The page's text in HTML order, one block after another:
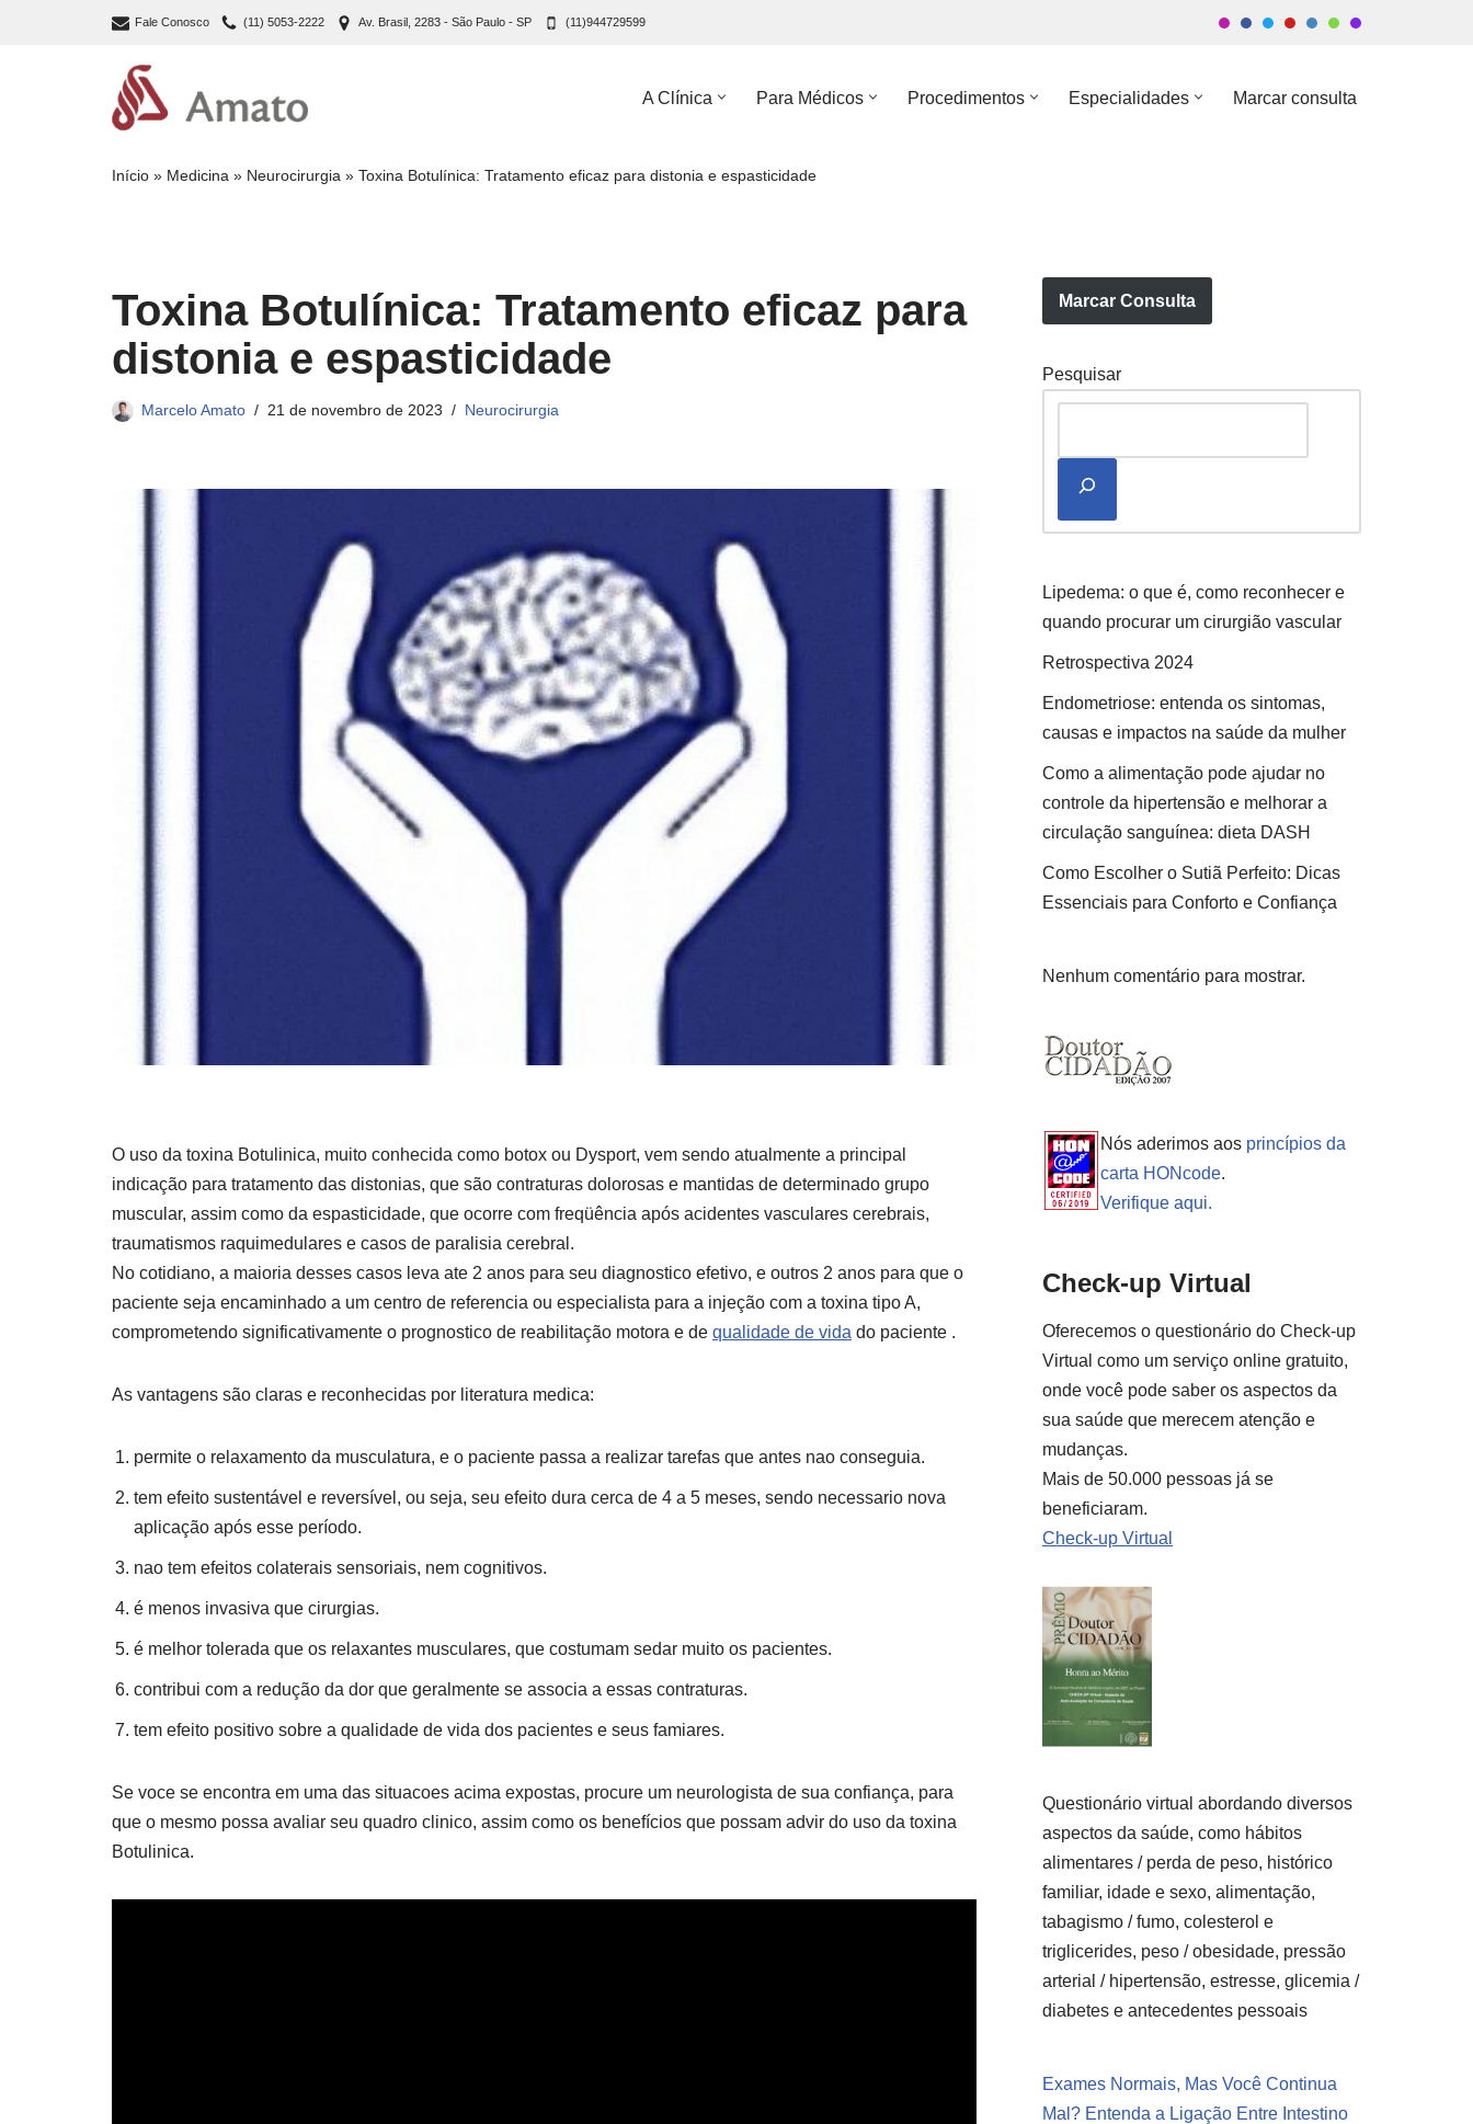
Fale Conosco (11) 5053-2222 Av. Brasil, 2283 - São Paulo - SP (11)944729599
A Clínica Para Médicos Procedimentos Especialidades Marcar consulta
Início » Medicina » Neurocirurgia » Toxina Botulínica: Tratamento eficaz para distonia e espasticidade
Toxina Botulínica: Tratamento eficaz para
distonia e espasticidade
Marcelo Amato 21 de novembro de 2023 Neurocirurgia
O uso da toxina Botulinica, muito conhecida como botox ou Dysport, vem sendo atualmente a principal
indicação para tratamento das distonias, que são contraturas dolorosas e mantidas de determinado grupo
muscular, assim como da espasticidade, que ocorre com freqüência após acidentes vasculares cerebrais,
traumatismos raquimedulares e casos de paralisia cerebral.
No cotidiano, a maioria desses casos leva ate 2 anos para seu diagnostico efetivo, e outros 2 anos para que o
paciente seja encaminhado a um centro de referencia ou especialista para a injeção com a toxina tipo A,
comprometendo significativamente o prognostico de reabilitação motora e de qualidade de vida do paciente .
As vantagens são claras e reconhecidas por literatura medica:
permite o relaxamento da musculatura, e o paciente passa a realizar tarefas que antes nao conseguia.
tem efeito sustentável e reversível, ou seja, seu efeito dura cerca de 4 a 5 meses, sendo necessario nova
aplicação após esse período.
nao tem efeitos colaterais sensoriais, nem cognitivos.
é menos invasiva que cirurgias.
é melhor tolerada que os relaxantes musculares, que costumam sedar muito os pacientes.
contribui com a redução da dor que geralmente se associa a essas contraturas.
tem efeito positivo sobre a qualidade de vida dos pacientes e seus famiares.
Se voce se encontra em uma das situacoes acima expostas, procure um neurologista de sua confiança, para
que o mesmo possa avaliar seu quadro clinico, assim como os benefícios que possam advir do uso da toxina
Botulinica.
Marcar Consulta
Pesquisar
Lipedema: o que é, como reconhecer e
quando procurar um cirurgião vascular
Retrospectiva 2024
Endometriose: entenda os sintomas,
causas e impactos na saúde da mulher
Como a alimentação pode ajudar no
controle da hipertensão e melhorar a
circulação sanguínea: dieta DASH
Como Escolher o Sutiã Perfeito: Dicas
Essenciais para Conforto e Confiança
Nenhum comentário para mostrar.
Nós aderimos aos princípios da
carta HONcode.
Verifique aqui.
Check-up Virtual
Oferecemos o questionário do Check-up
Virtual como um serviço online gratuito,
onde você pode saber os aspectos da
sua saúde que merecem atenção e
mudanças.
Mais de 50.000 pessoas já se
beneficiaram.
Check-up Virtual
Questionário virtual abordando diversos
aspectos da saúde, como hábitos
alimentares / perda de peso, histórico
familiar, idade e sexo, alimentação,
tabagismo / fumo, colesterol e
triglicerides, peso / obesidade, pressão
arterial / hipertensão, estresse, glicemia /
diabetes e antecedentes pessoais
Exames Normais, Mas Você Continua
Mal? Entenda a Ligação Entre Intestino